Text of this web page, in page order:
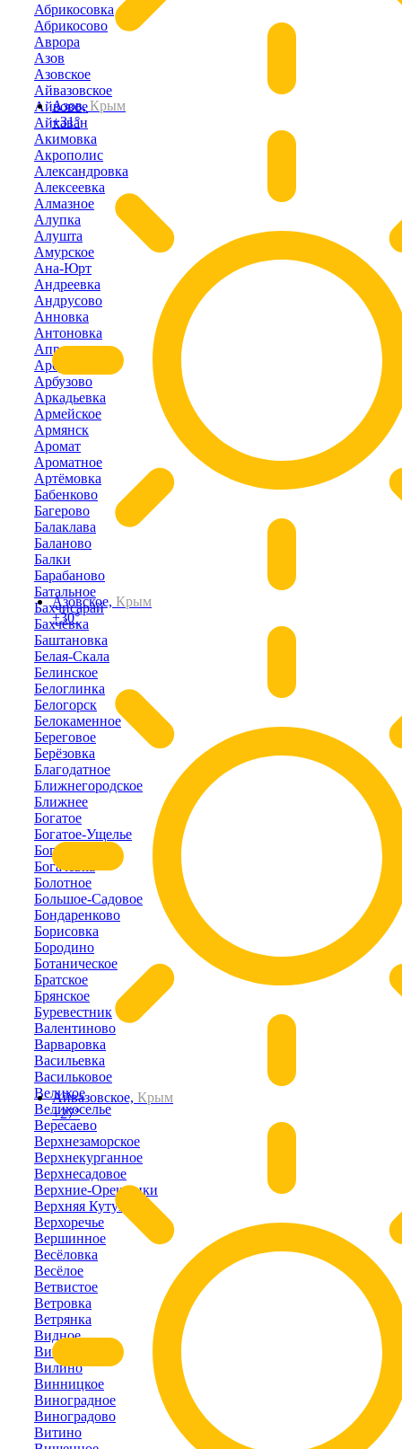
Азов,Крым
+31°
Азовское, Крым
+30°
Айвазовское, Крым
+27°
Абрикосовка
Абрикосово
Аврора
Азов
Азовское
Айвазовское
Айвовое
Айкаван
Акимовка
Акрополис
Александровка
Алексеевка
Алмазное
Алупка
Алушта
Амурское
Ана-Юрт
Андреевка
Андрусово
Анновка
Антоновка
Апрелевка
Арбузовка
Арбузово
Аркадьевка
Армейское
Армянск
Аромат
Ароматное
Артёмовка
Бабенково
Багерово
Балаклава
Баланово
Балки
Барабаново
Батальное
Бахчисарай
Бахчёвка
Баштановка
Белая-Скала
Белинское
Белоглинка
Белогорск
Белокаменное
Береговое
Берёзовка
Благодатное
Ближнегородское
Ближнее
Богатое
Богатое-Ущелье
Богатырь
Богачёвка
Болотное
Большое-Садовое
Бондаренково
Борисовка
Бородино
Ботаническое
Братское
Брянское
Буревестник
Валентиново
Варваровка
Васильевка
Васильковое
Великое
Великоселье
Вересаево
Верхнезаморское
Верхнекурганное
Верхнесадовое
Верхние-Орешники
Верхняя Кутузовка
Верхоречье
Вершинное
Весёловка
Весёлое
Ветвистое
Ветровка
Ветрянка
Видное
Викторовка
Вилино
Винницкое
Виноградное
Виноградово
Витино